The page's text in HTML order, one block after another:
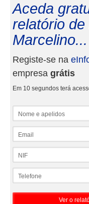
Aceda
relatório
Marcelino...
Registe-se na
empresa grátis
Em 10 segundos terá